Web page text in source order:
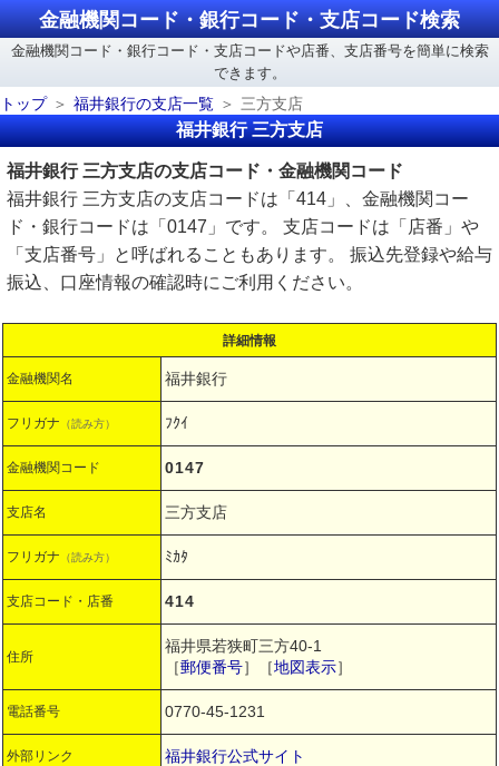
金融機関コード・銀行コード・支店コード検索
金融機関コード・銀行コード・支店コードや店番、支店番号を簡単に検索
できます。
トップ
福井銀行の支店一覧 三方支店
福井銀行 三方支店
福井銀行 三方支店の支店コード・金融機関コード
福井銀行 三方支店の支店コードは「414」、金融機関コー
ド・銀行コードは「0147」です。 支店コードは「店番」や
「支店番号」と呼ばれることもあります。 振込先登録や給与
振込、口座情報の確認時にご利用ください。
詳細情報
金融機関名 福井銀行
フリガナ （読み方） ﾌｸｲ
金融機関コード 0147
支店名 三方支店
フリガナ （読み方） ﾐｶﾀ
支店コード・店番 414
住所
福井県若狭町三方40-1
［郵便番号］［地図表示］
電話番号 0770-45-1231
外部リンク 福井銀行公式サイト